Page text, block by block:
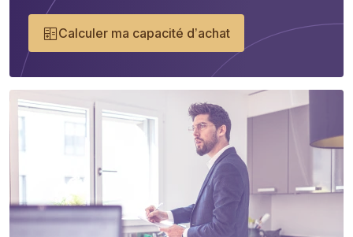
Calculer ma capacité d’achat